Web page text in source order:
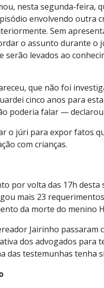
nesta segunda-feira,
envolvendo outra
Sem
o assunto durante o
levados ao
que não foi
cinco anos para
poderia falar — declarou.
o júri para expor fatos
com crianças.
por volta das 17h desta
mais 23
da morte do menino
Jairinho passaram
dos advogados para
das testemunhas tenha